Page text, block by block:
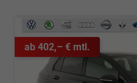
ab 402,– € mtl.